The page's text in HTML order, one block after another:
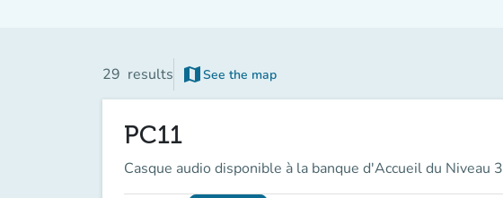
29 results map See the map
(new tab)
PC11
Casque audio disponible à la banque d'Accueil du Niveau 3